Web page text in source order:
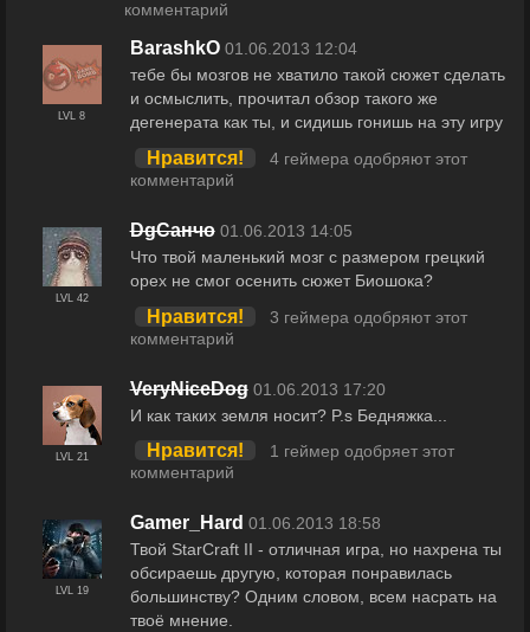
комментарий
LVL 8
BarashkO 01.06.2013 12:04
тебе бы мозгов не хватило такой сюжет сделать
и осмыслить, прочитал обзор такого же
дегенерата как ты, и сидишь гонишь на эту игру
Нравится!
4 геймера одобряют этот
комментарий
LVL 42
DgСанчо 01.06.2013 14:05
Что твой маленький мозг с размером грецкий
орех не смог осенить сюжет Биошока?
Нравится!
3 геймера одобряют этот
комментарий
LVL 21
VeryNiceDog 01.06.2013 17:20
И как таких земля носит? P.s Бедняжка...
Нравится!
1 геймер одобряет этот
комментарий
LVL 19
Gamer_Hard 01.06.2013 18:58
Твой StarCraft II - отличная игра, но нахрена ты
обсираешь другую, которая понравилась
большинству? Одним словом, всем насрать на
твоё мнение.